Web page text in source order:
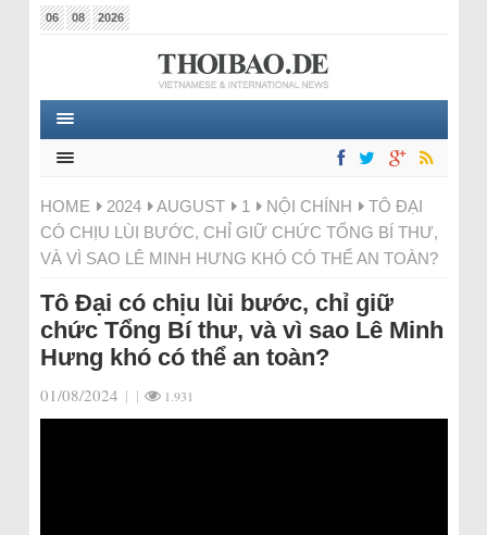
06 08 2026
HOME 2024 AUGUST 1 NỘI CHÍNH
TÔ ĐẠI
CÓ CHỊU LÙI BƯỚC, CHỈ GIỮ CHỨC TỔNG BÍ THƯ,
VÀ VÌ SAO LÊ MINH HƯNG KHÓ CÓ THỂ AN TOÀN?
Tô Đại có chịu lùi bước, chỉ giữ
chức Tổng Bí thư, và vì sao Lê Minh
Hưng khó có thể an toàn?
01/08/2024 | | 1.931